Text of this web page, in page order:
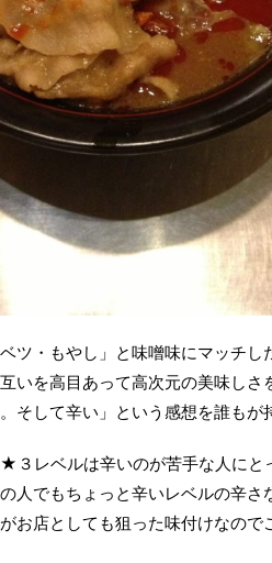
ツ・もやし」と味噌味にマッチし
いを高目あって高次元の美味しさ
そして辛い」という感想を誰もが
３レベルは辛いのが苦手な人にと
人でもちょっと辛いレベルの辛さ
お店としても狙った味付けなので